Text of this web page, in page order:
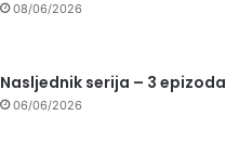
08/06/2026
Nasljednik serija – 3 epizoda
06/06/2026